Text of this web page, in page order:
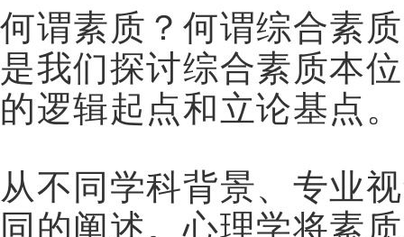
何谓素质？何谓综合素
是我们探讨综合素质本
的逻辑起点和立论基点。
从不同学科背景、专业
同的阐述。心理学将素